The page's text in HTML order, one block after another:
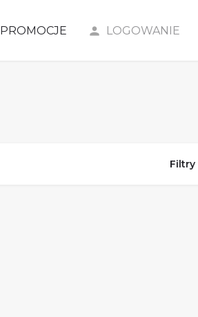
PROMOCJE LOGOWANIE
Filtry